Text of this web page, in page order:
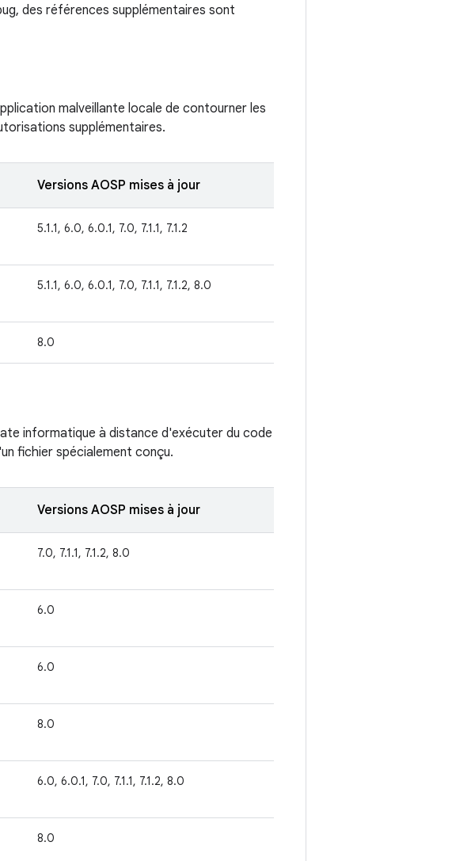
des références supplémentaires sont
malveillante locale de contourner les
supplémentaires.
Versions AOSP mises à jour
5.1.1, 6.0, 6.0.1, 7.0, 7.1.1, 7.1.2
5.1.1, 6.0, 6.0.1, 7.0, 7.1.1, 7.1.2, 8.0
8.0
informatique à distance d'exécuter du code
fichier spécialement conçu.
Versions AOSP mises à jour
7.0, 7.1.1, 7.1.2, 8.0
6.0
6.0
8.0
6.0, 6.0.1, 7.0, 7.1.1, 7.1.2, 8.0
8.0